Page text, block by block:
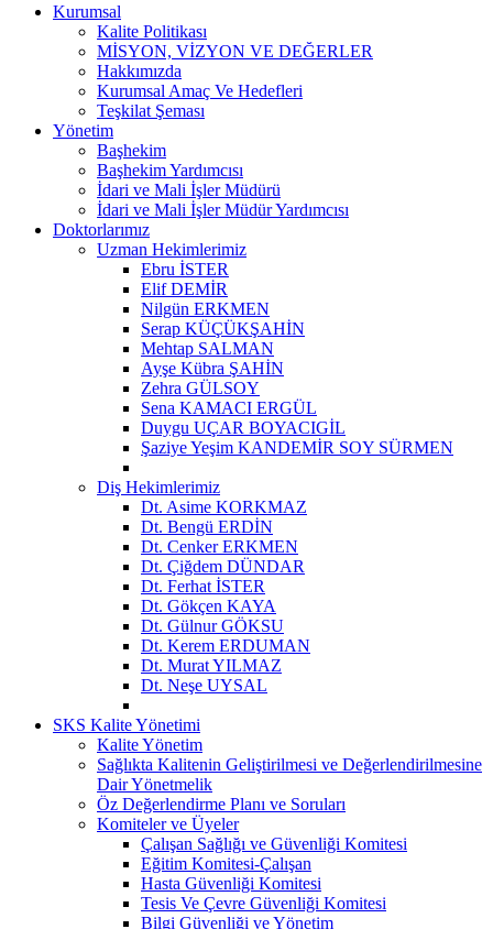
Kurumsal
Kalite Politikası
MİSYON, VİZYON VE DEĞERLER
Hakkımızda
Kurumsal Amaç Ve Hedefleri
Teşkilat Şeması
Yönetim
Başhekim
Başhekim Yardımcısı
İdari ve Mali İşler Müdürü
İdari ve Mali İşler Müdür Yardımcısı
Doktorlarımız
Uzman Hekimlerimiz
Ebru İSTER
Elif DEMİR
Nilgün ERKMEN
Serap KÜÇÜKŞAHİN
Mehtap SALMAN
Ayşe Kübra ŞAHİN
Zehra GÜLSOY
Sena KAMACI ERGÜL
Duygu UÇAR BOYACIGİL
Şaziye Yeşim KANDEMİR SOY SÜRMEN
Diş Hekimlerimiz
Dt. Asime KORKMAZ
Dt. Bengü ERDİN
Dt. Cenker ERKMEN
Dt. Çiğdem DÜNDAR
Dt. Ferhat İSTER
Dt. Gökçen KAYA
Dt. Gülnur GÖKSU
Dt. Kerem ERDUMAN
Dt. Murat YILMAZ
Dt. Neşe UYSAL
SKS Kalite Yönetimi
Kalite Yönetim
Sağlıkta Kalitenin Geliştirilmesi ve Değerlendirilmesine
Dair Yönetmelik
Öz Değerlendirme Planı ve Soruları
Komiteler ve Üyeler
Çalışan Sağlığı ve Güvenliği Komitesi
Eğitim Komitesi-Çalışan
Hasta Güvenliği Komitesi
Tesis Ve Çevre Güvenliği Komitesi
Bilgi Güvenliği ve Yönetim